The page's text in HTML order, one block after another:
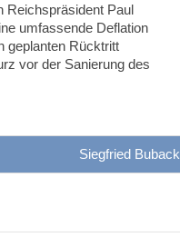
Reichspräsident Paul
umfassende Deflation
geplanten Rücktritt
vor der Sanierung des
Siegfried Buback